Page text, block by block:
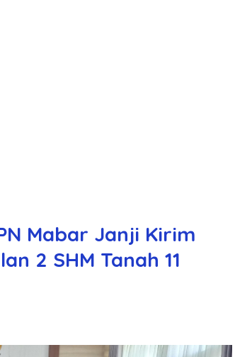
Mabar Janji Kirim
2 SHM Tanah 11